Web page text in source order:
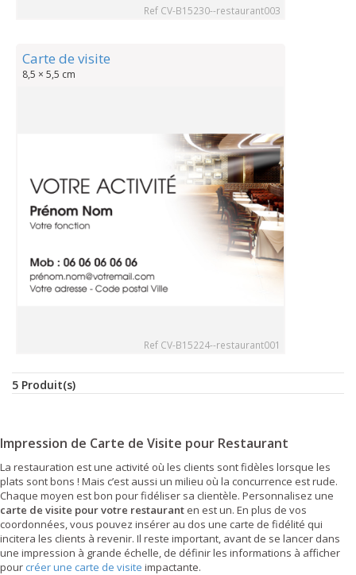
Ref CV-B15230--restaurant003
Carte de visite
8,5 × 5,5 cm
Ref CV-B15224--restaurant001
5 Produit(s)
Impression de Carte de Visite pour Restaurant
La restauration est une activité où les clients sont fidèles lorsque les
plats sont bons ! Mais c’est aussi un milieu où la concurrence est rude.
Chaque moyen est bon pour fidéliser sa clientèle. Personnalisez une
carte de visite pour votre restaurant en est un. En plus de vos
coordonnées, vous pouvez insérer au dos une carte de fidélité qui
incitera les clients à revenir. Il reste important, avant de se lancer dans
une impression à grande échelle, de définir les informations à afficher
pour créer une carte de visite impactante.